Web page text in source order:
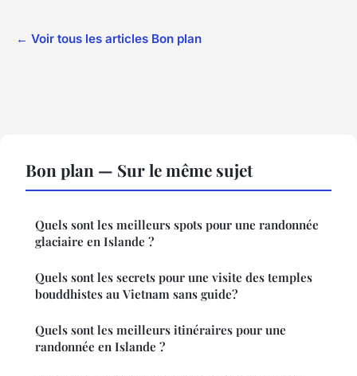
← Voir tous les articles Bon plan
Bon plan — Sur le même sujet
Quels sont les meilleurs spots pour une randonnée
glaciaire en Islande ?
Quels sont les secrets pour une visite des temples
bouddhistes au Vietnam sans guide?
Quels sont les meilleurs itinéraires pour une
randonnée en Islande ?